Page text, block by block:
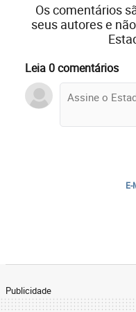
Os comentários
seus autores e
Leia 0 comentários
E-
Publicidade